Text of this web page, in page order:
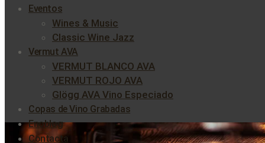
Eventos
Wines & Music
Classic Wine Jazz
Vermut AVA
VERMUT BLANCO AVA
VERMUT ROJO AVA
Glögg AVA Vino Especiado
Copas de Vino Grabadas
Enoblog
Contacta